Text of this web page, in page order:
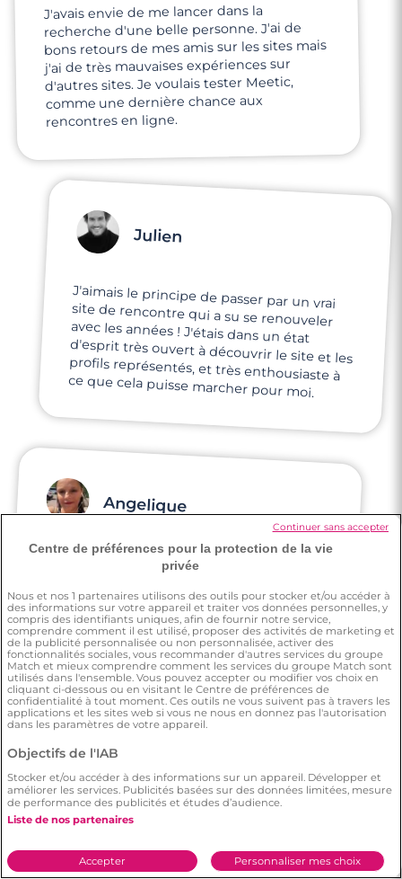
J'avais envie de me lancer dans la
recherche d'une belle personne. J'ai de
bons retours de mes amis sur les sites mais
j'ai de très mauvaises expériences sur
d'autres sites. Je voulais tester Meetic,
comme une dernière chance aux
rencontres en ligne.
Julien
J'aimais le principe de passer par un vrai
site de rencontre qui a su se renouveler
avec les années ! J'étais dans un état
d'esprit très ouvert à découvrir le site et les
profils représentés, et très enthousiaste à
ce que cela puisse marcher pour moi.
Angelique
Au début j'étais sceptique, ensuite je me
suis dit go, et là j'ai rencontré quelqu'un de
bien
Cédric
Pourquoi pas? C est ma meilleure chance
de rencontrer des personnes.
Centre de préférences pour la protection de la vie
privée
Nous et nos 1 partenaires utilisons des outils pour stocker et/ou accéder à
des informations sur votre appareil et traiter vos données personnelles, y
compris des identifiants uniques, afin de fournir notre service,
comprendre comment il est utilisé, proposer des activités de marketing et
de la publicité personnalisée ou non personnalisée, activer des
fonctionnalités sociales, vous recommander d'autres services du groupe
Match et mieux comprendre comment les services du groupe Match sont
utilisés dans l'ensemble. Vous pouvez accepter ou modifier vos choix en
cliquant ci-dessous ou en visitant le Centre de préférences de
confidentialité à tout moment. Ces outils ne vous suivent pas à travers les
applications et les sites web si vous ne nous en donnez pas l'autorisation
dans les paramètres de votre appareil.
Objectifs de l'IAB
Stocker et/ou accéder à des informations sur un appareil. Développer et
améliorer les services. Publicités basées sur des données limitées, mesure
de performance des publicités et études d’audience.
Liste de nos partenaires
Personnaliser mes choix
Accepter
Continuer sans accepter